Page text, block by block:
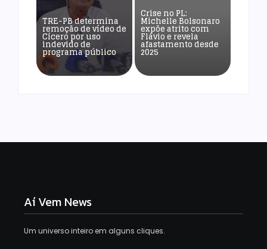
TRE-PB determina
remoção de vídeo de
Cícero por uso
indevido de
programa público
Crise no PL:
Michelle Bolsonaro
expõe atrito com
Flávio e revela
afastamento desde
2025
Aí Vem News
Um universo inteiro em alguns cliques.